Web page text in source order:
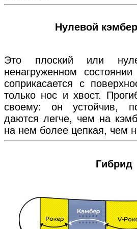
Нулевой
Это плоский или
ненагруженном
соприкасается с
только нос и хвост.
своему: он устойчив,
даются легче, чем на
на нем более цепкая, чем
Гибрид